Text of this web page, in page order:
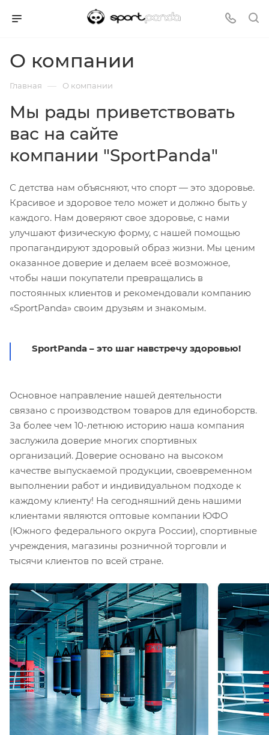
О компании
Главная — О компании
Мы рады приветствовать
вас на сайте
компании "SportPanda"
С детства нам объясняют, что спорт — это здоровье.
Красивое и здоровое тело может и должно быть у
каждого. Нам доверяют свое здоровье, с нами
улучшают физическую форму, с нашей помощью
пропагандируют здоровый образ жизни. Мы ценим
оказанное доверие и делаем всеё возможное,
чтобы наши покупатели превращались в
постоянных клиентов и рекомендовали компанию
«SportPanda» своим друзьям и знакомым.
SportPanda – это шаг навстречу здоровью!
Основное направление нашей деятельности
связано с производством товаров для единоборств.
За более чем 10-летнюю историю наша компания
заслужила доверие многих спортивных
организаций. Доверие основано на высоком
качестве выпускаемой продукции, своевременном
выполнении работ и индивидуальном подходе к
каждому клиенту! На сегодняшний день нашими
клиентами являются оптовые компании ЮФО
(Южного федерального округа России), спортивные
учреждения, магазины розничной торговли и
тысячи клиентов по всей стране.